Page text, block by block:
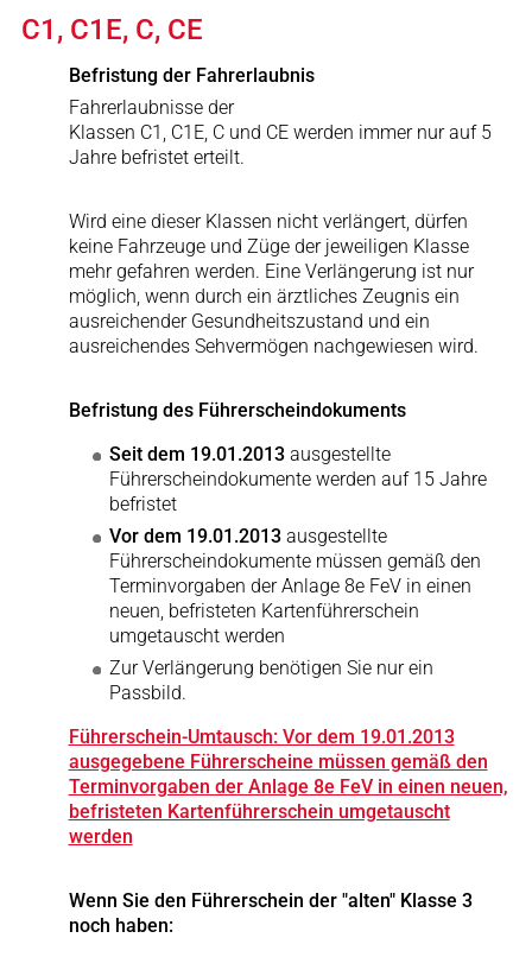
C1, C1E, C, CE
Befristung der Fahrerlaubnis
Fahrerlaubnisse der
Klassen C1, C1E, C und CE werden immer nur auf 5
Jahre befristet erteilt.
Wird eine dieser Klassen nicht verlängert, dürfen
keine Fahrzeuge und Züge der jeweiligen Klasse
mehr gefahren werden. Eine Verlängerung ist nur
möglich, wenn durch ein ärztliches Zeugnis ein
ausreichender Gesundheitszustand und ein
ausreichendes Sehvermögen nachgewiesen wird.
Befristung des Führerscheindokuments
Seit dem 19.01.2013ausgestellte
Führerscheindokumente werden auf 15 Jahre
befristet
Vor dem 19.01.2013 ausgestellte
Führerscheindokumente müssen gemäß den
Terminvorgaben der Anlage 8e FeV in einen
neuen, befristeten Kartenführerschein
umgetauscht werden
Zur Verlängerung benötigen Sie nur ein
Passbild.
Führerschein-Umtausch: Vor dem 19.01.2013
ausgegebene Führerscheine müssen gemäß den
Terminvorgaben der Anlage 8e FeV in einen neuen,
befristeten Kartenführerschein umgetauscht
werden
Wenn Sie den Führerschein der "alten" Klasse 3
noch haben: